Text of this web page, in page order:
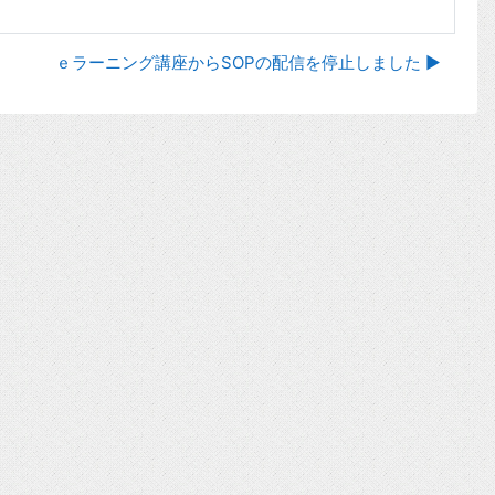
ｅラーニング講座からSOPの配信を停止しました ▶︎